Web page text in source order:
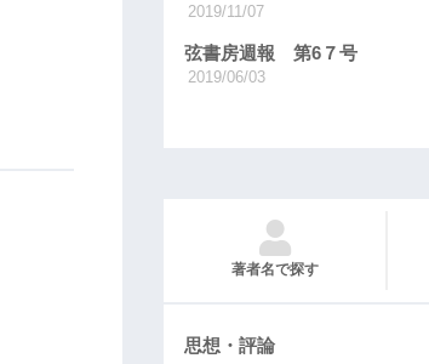
2019/11/07
弦書房週報 第6７号
2019/06/03
著者名で探す
思想・評論